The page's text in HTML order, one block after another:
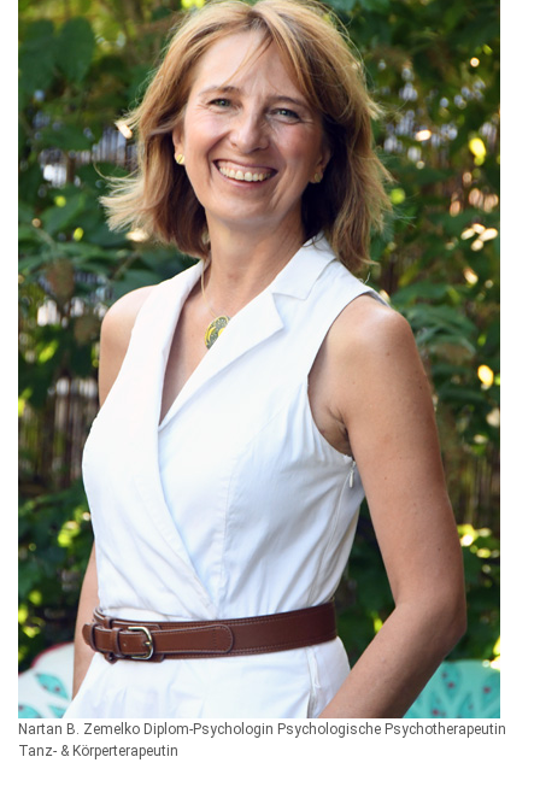
Nartan B. Zemelko Diplom-Psychologin Psychologische Psychotherapeutin
Tanz- & Körperterapeutin